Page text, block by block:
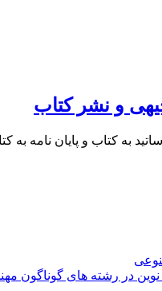
و نشر کتاب
اساتید به کتاب و پایان
در رشته های گوناگون